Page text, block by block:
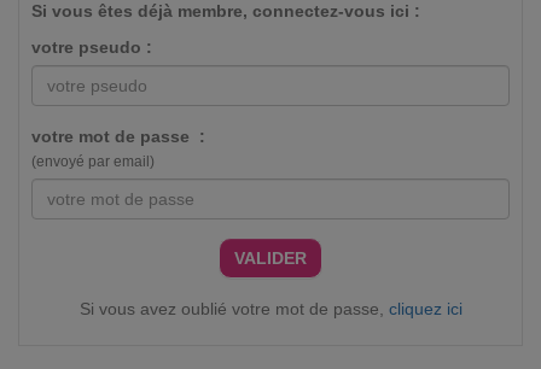
Si vous êtes déjà membre, connectez-vous ici :
votre pseudo :
votre mot de passe :
(envoyé par email)
VALIDER
Si vous avez oublié votre mot de passe, cliquez ici